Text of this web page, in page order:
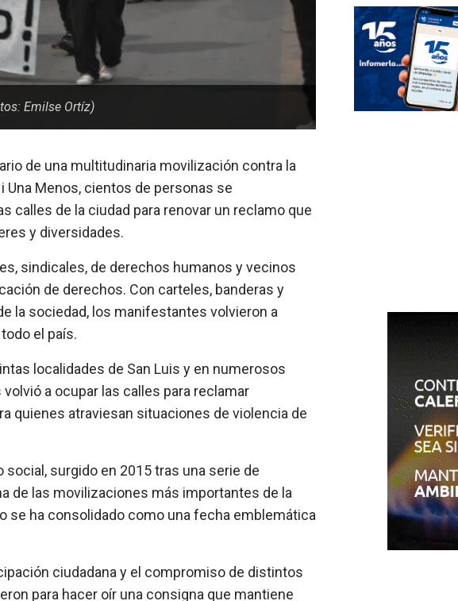
Emilse Ortíz)
de una multitudinaria movilización contra la
Una Menos, cientos de personas se
calles de la ciudad para renovar un reclamo que
y diversidades.
sindicales, de derechos humanos y vecinos
de derechos. Con carteles, banderas y
la sociedad, los manifestantes volvieron a
el país.
localidades de San Luis y en numerosos
a ocupar las calles para reclamar
quienes atraviesan situaciones de violencia de
surgido en 2015 tras una serie de
de las movilizaciones más importantes de la
se ha consolidado como una fecha emblemática
ciudadana y el compromiso de distintos
para hacer oír una consigna que mantiene